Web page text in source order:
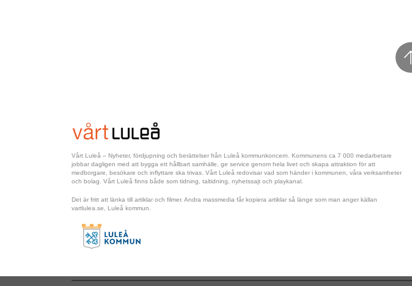
Vårt Luleå – Nyheter, fördjupning och berättelser från Luleå kommunkoncern. Kommunens ca 7 000 medarbetare
jobbar dagligen med att bygga ett hållbart samhälle, ge service genom hela livet och skapa attraktion för att
medborgare, besökare och inflyttare ska trivas. Vårt Luleå redovisar vad som händer i kommunen, våra verksamheter
och bolag. Vårt Luleå finns både som tidning, taltidning, nyhetssajt och playkanal.
Det är fritt att länka till artiklar och filmer. Andra massmedia får kopiera artiklar så länge som man anger källan
vartlulea.se, Luleå kommun.